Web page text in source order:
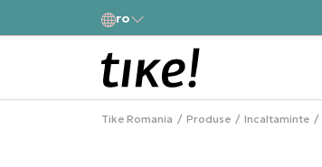
ro
Tike Romania Produse Incaltaminte